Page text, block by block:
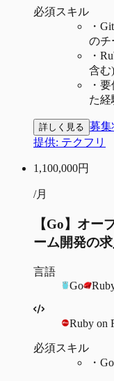
必須スキル
・
のチ
・
含む
・ 要
た経
詳しく見る 募集
提供: テクフリ
1,100,000円
/月
【Go】オー
ーム開発の
言語
Go
Ruby on
必須スキル
・